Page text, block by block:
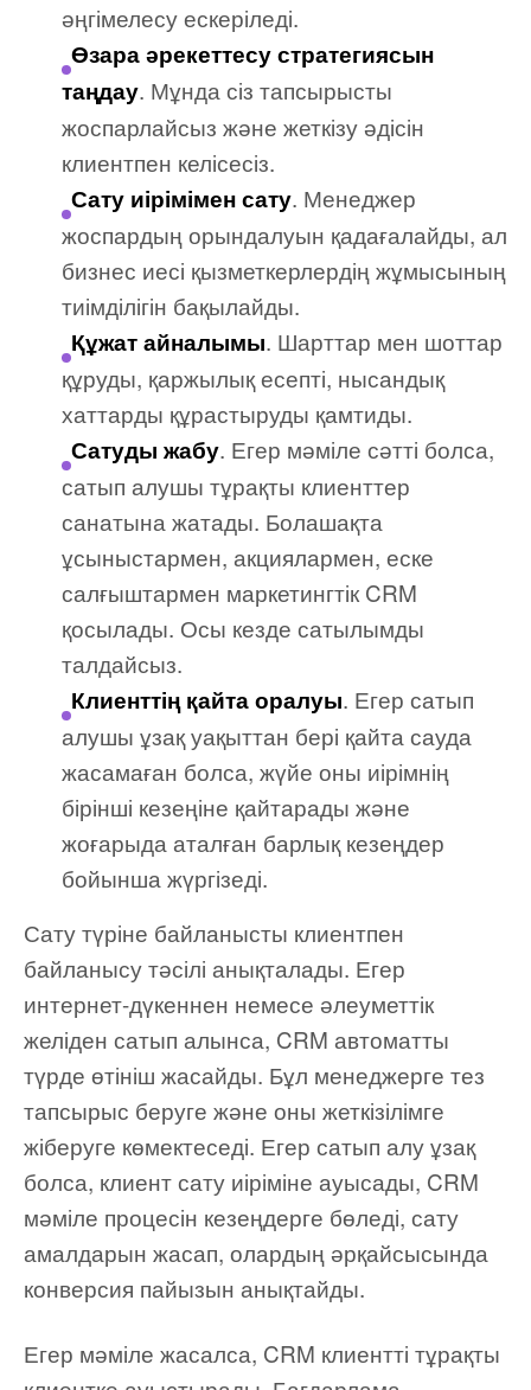
әңгімелесу ескеріледі.
Өзара әрекеттесу стратегиясын
таңдау. Мұнда сіз тапсырысты
жоспарлайсыз және жеткізу әдісін
клиентпен келісесіз.
Сату иірімімен сату. Менеджер
жоспардың орындалуын қадағалайды, ал
бизнес иесі қызметкерлердің жұмысының
тиімділігін бақылайды.
Құжат айналымы. Шарттар мен шоттар
құруды, қаржылық есепті, нысандық
хаттарды құрастыруды қамтиды.
Сатуды жабу. Егер мәміле сәтті болса,
сатып алушы тұрақты клиенттер
санатына жатады. Болашақта
ұсыныстармен, акциялармен, еске
салғыштармен маркетингтік CRM
қосылады. Осы кезде сатылымды
талдайсыз.
Клиенттің қайта оралуы. Егер сатып
алушы ұзақ уақыттан бері қайта сауда
жасамаған болса, жүйе оны иірімнің
бірінші кезеңіне қайтарады және
жоғарыда аталған барлық кезеңдер
бойынша жүргізеді.
Сату түріне байланысты клиентпен
байланысу тәсілі анықталады. Егер
интернет-дүкеннен немесе әлеуметтік
желіден сатып алынса, CRM автоматты
түрде өтініш жасайды. Бұл менеджерге тез
тапсырыс беруге және оны жеткізілімге
жіберуге көмектеседі. Егер сатып алу ұзақ
болса, клиент сату иіріміне ауысады, CRM
мәміле процесін кезеңдерге бөледі, сату
амалдарын жасап, олардың әрқайсысында
конверсия пайызын анықтайды.
Егер мәміле жасалса, CRM клиентті тұрақты